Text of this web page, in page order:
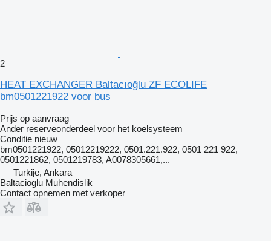
2
HEAT EXCHANGER Baltacıoğlu ZF ECOLIFE
bm0501221922 voor bus
Prijs op aanvraag
Ander reserveonderdeel voor het koelsysteem
Conditie nieuw
bm0501221922, 05012219222, 0501.221.922, 0501 221 922,
0501221862, 0501219783, A0078305661,...
Turkije, Ankara
Baltacioglu Muhendislik
Contact opnemen met verkoper